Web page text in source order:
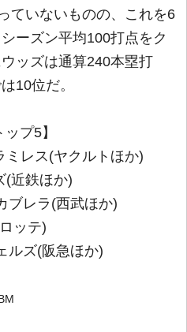
ていないものの、これを6
ーズン平均100打点をク
ッズは通算240本塁打
10位だ。
プ5】
ミレス(ヤクルトほか)
(近鉄ほか)
レラ(西武ほか)
ッテ)
ズ(阪急ほか)